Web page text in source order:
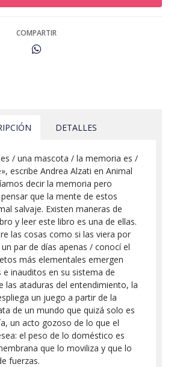
COMPARTIR
DETALLES
/ una mascota / la memoria es /
escribe Andrea Alzati en Animal
decir la memoria pero
que la mente de estos
salvaje. Existen maneras de
y leer este libro es una de ellas.
las cosas como si las viera por
par de días apenas / conocí el
más elementales emergen
e inauditos en su sistema de
las ataduras del entendimiento, la
un juego a partir de la
de un mundo que quizá solo es
un acto gozoso de lo que el
el peso de lo doméstico es
que lo moviliza y que lo
fuerzas.